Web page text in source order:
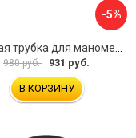
-5%
980 руб. 931 руб.
В КОРЗИНУ